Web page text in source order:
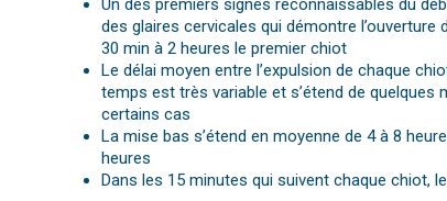
Un des premiers signes reconnaissables du
des glaires cervicales qui démontre
30 min à 2 heures le premier chiot
Le délai moyen entre l’expulsion de chaque
temps est très variable et s’étend de quelques
certains cas
La mise bas s’étend en moyenne de 4 à 8
heures
Dans les 15 minutes qui suivent chaque chiot,